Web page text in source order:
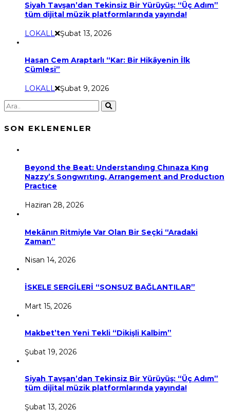
Siyah Tavşan’dan Tekinsiz Bir Yürüyüş: “Üç Adım”
tüm dijital müzik platformlarında yayında!
LOKALL Şubat 13, 2026
Hasan Cem Araptarlı “Kar: Bir Hikâyenin İlk
Cümlesi”
LOKALL Şubat 9, 2026
SON EKLENENLER
Beyond the Beat: Understandıng Chınaza Kıng
Nazzy’s Songwrıtıng, Arrangement and Productıon
Practıce
Haziran 28, 2026
Mekânın Ritmiyle Var Olan Bir Seçki “Aradaki
Zaman”
Nisan 14, 2026
İSKELE SERGİLERİ “SONSUZ BAĞLANTILAR”
Mart 15, 2026
Makbet’ten Yeni Tekli “Dikişli Kalbim”
Şubat 19, 2026
Siyah Tavşan’dan Tekinsiz Bir Yürüyüş: “Üç Adım”
tüm dijital müzik platformlarında yayında!
Şubat 13, 2026